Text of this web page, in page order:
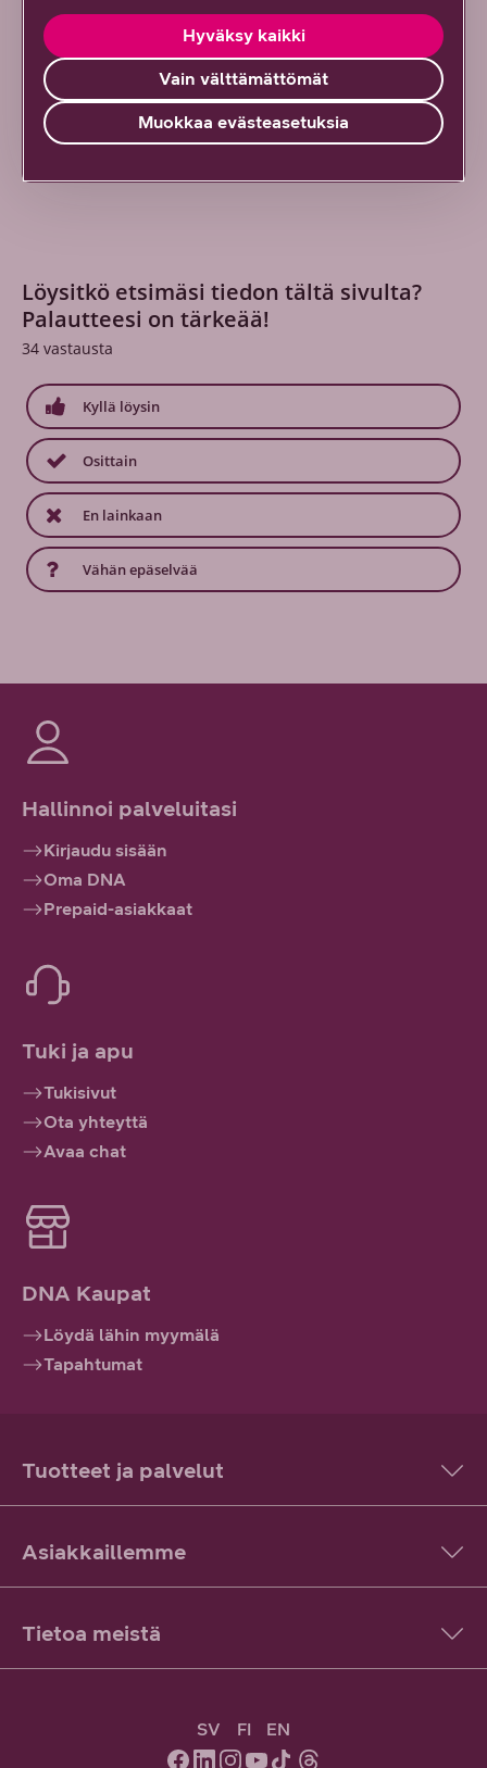
Virtalähde (12 V/3,3 A)
Ethernet-kaapeli
Pikaopas
Löysitkö etsimäsi tiedon tältä sivulta?
Palautteesi on tärkeää!
34 vastausta
Kyllä löysin
Osittain
En lainkaan
Vähän epäselvää
Hallinnoi palveluitasi
Kirjaudu sisään
Oma DNA
Prepaid-asiakkaat
Tuki ja apu
Tukisivut
Ota yhteyttä
Avaa chat
DNA Kaupat
Löydä lähin myymälä
Tapahtumat
Tuotteet ja palvelut
Asiakkaillemme
Tietoa meistä
SV FI EN
Vain välttämättömät
Hyväksy kaikki
Muokkaa evästeasetuksia